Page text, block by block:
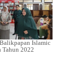
Islamic
Tahun 2022